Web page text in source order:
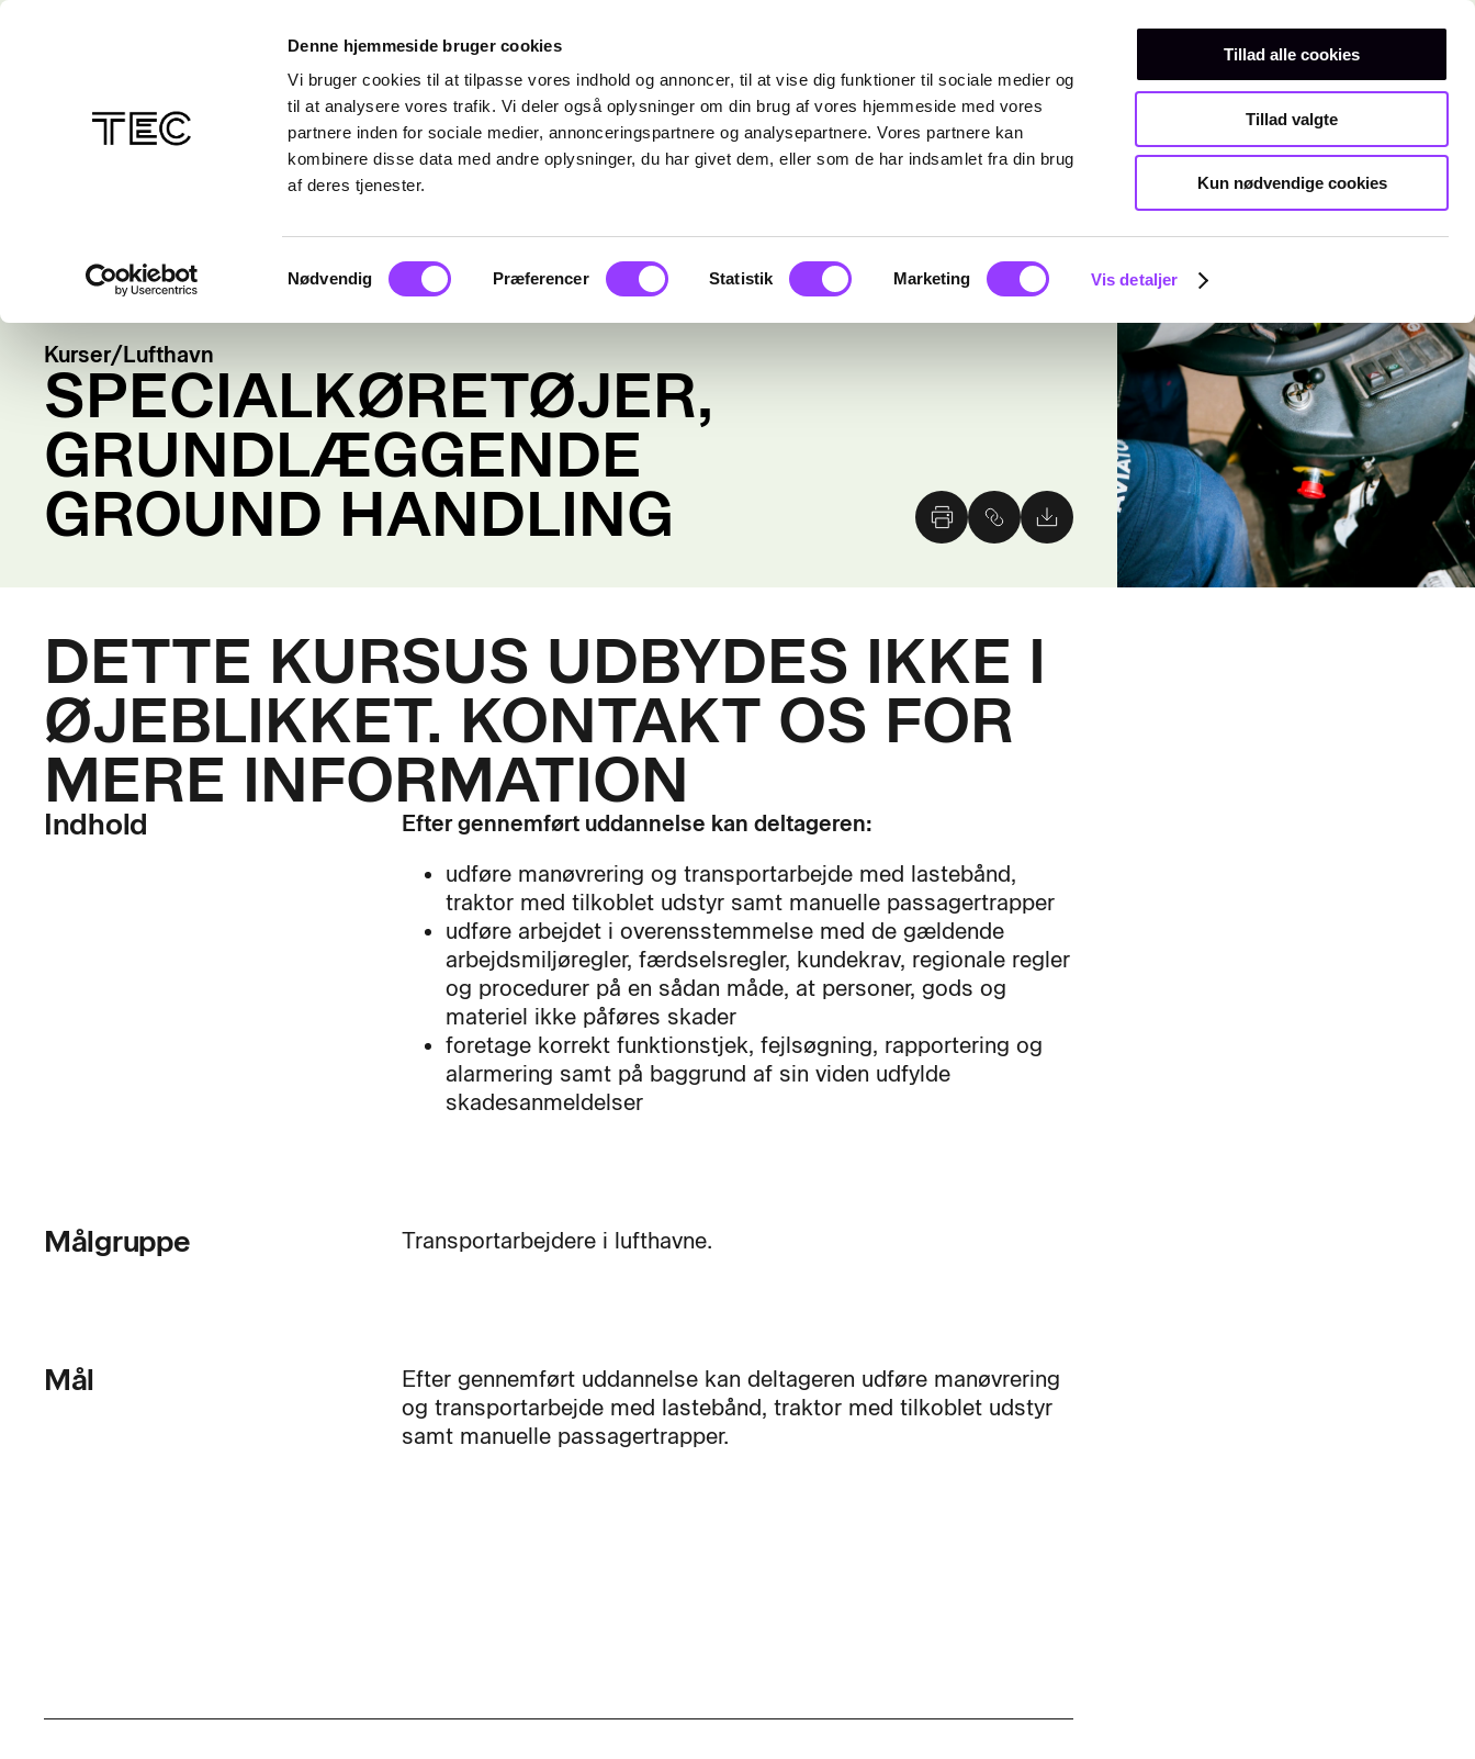
Denne hjemmeside bruger cookies
Vi bruger cookies til at tilpasse vores indhold og annoncer, til at vise dig funktioner til sociale medier og
til at analysere vores trafik. Vi deler også oplysninger om din brug af vores hjemmeside med vores
partnere inden for sociale medier, annonceringspartnere og analysepartnere. Vores partnere kan
kombinere disse data med andre oplysninger, du har givet dem, eller som de har indsamlet fra din brug
af deres tjenester.
Samtykkevalg
Nødvendig Præferencer Statistik Marketing Vis detaljer
Tillad alle cookies
Tillad valgte
Kun nødvendige cookies
Teknisk gymnasiumKurser
Kurser/Lufthavn
SPECIALKØRETØJER,
GRUNDLÆGGENDE
GROUND HANDLING
DETTE KURSUS UDBYDES IKKE I
ØJEBLIKKET. KONTAKT OS FOR
MERE INFORMATION
Indhold
Efter gennemført uddannelse kan deltageren:
udføre manøvrering og transportarbejde med lastebånd,
traktor med tilkoblet udstyr samt manuelle passagertrapper
udføre arbejdet i overensstemmelse med de gældende
arbejdsmiljøregler, færdselsregler, kundekrav, regionale regler
og procedurer på en sådan måde, at personer, gods og
materiel ikke påføres skader
foretage korrekt funktionstjek, fejlsøgning, rapportering og
alarmering samt på baggrund af sin viden udfylde
skadesanmeldelser
Målgruppe Transportarbejdere i lufthavne.
Mål
Efter gennemført uddannelse kan deltageren udføre manøvrering
og transportarbejde med lastebånd, traktor med tilkoblet udstyr
samt manuelle passagertrapper.